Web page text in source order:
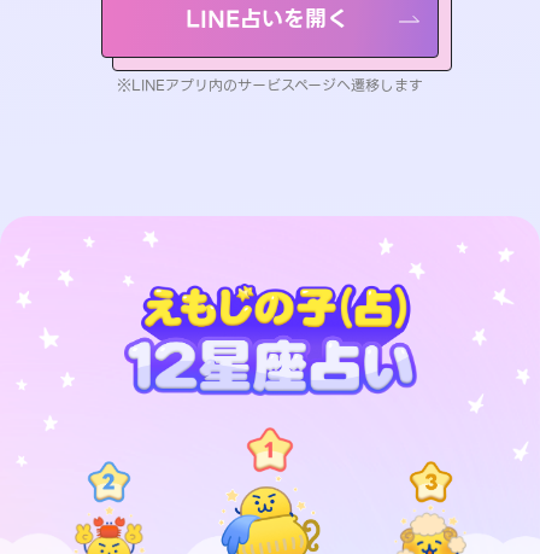
LINE占いを開く
※LINEアプリ内のサービスページへ遷移します